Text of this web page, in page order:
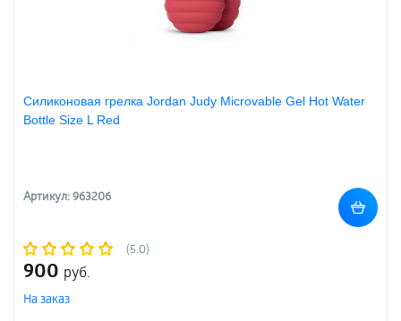
Силиконовая грелка Jordan Judy Microvable Gel Hot Water
Bottle Size L Red
Артикул: 963206
(5.0)
900 руб.
На заказ